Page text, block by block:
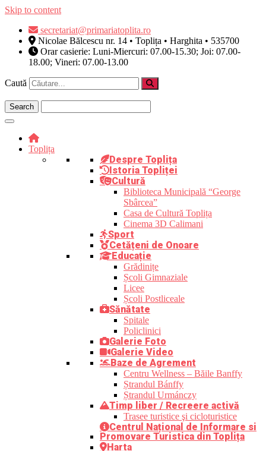
Skip to content
secretariat@primariatoplita.ro
Nicolae Bălcescu nr. 14 • Toplița • Harghita • 535700
Orar casierie: Luni-Miercuri: 07.00-15.30; Joi: 07.00-
18.00; Vineri: 07.00-13.00
Caută
Toplița
Despre Toplița
Istoria Topliței
Cultură
Biblioteca Municipală “George
Sbârcea”
Casa de Cultură Toplița
Cinema 3D Calimani
Sport
Cetățeni de Onoare
Educație
Grădinițe
Școli Gimnaziale
Licee
Școli Postliceale
Sănătate
Spitale
Policlinici
Galerie Foto
Galerie Video
Baze de Agrement
Centru Wellness – Băile Banffy
Ștrandul Bánffy
Ștrandul Urmánczy
Timp liber / Recreere activă
Trasee turistice şi cicloturistice
Centrul Național de Informare si
Promovare Turistica din Toplița
Harta